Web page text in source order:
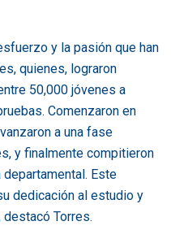
y la pasión que han
quienes, lograron
50,000 jóvenes a
Comenzaron en
a una fase
y finalmente compitieron
Este
dedicación al estudio y
Torres.